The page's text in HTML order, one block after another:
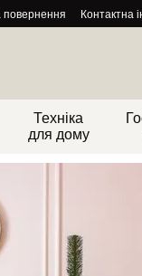
повернення Контактна
Техніка
для дому